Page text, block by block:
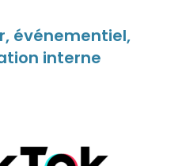
événementiel,
interne